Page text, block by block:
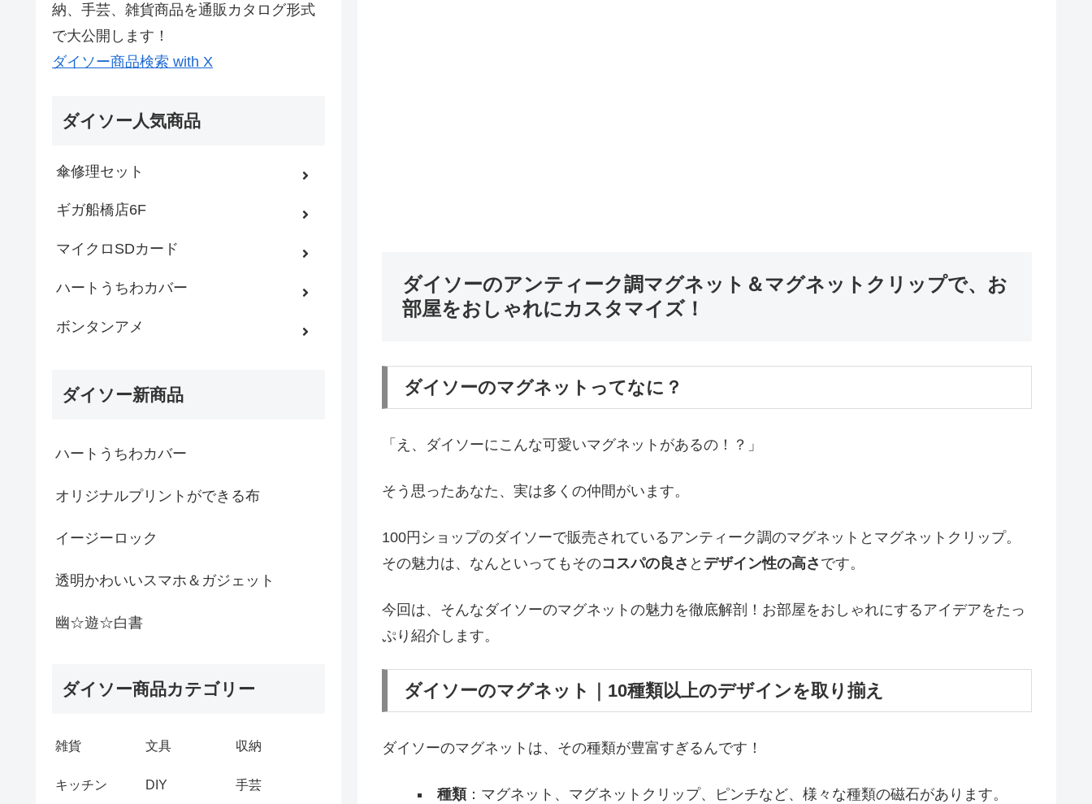
ダイソーのアンティーク調マグネット＆マグネットクリップで、お
部屋をおしゃれにカスタマイズ！
ダイソーのマグネットってなに？
「え、ダイソーにこんな可愛いマグネットがあるの！？」
そう思ったあなた、実は多くの仲間がいます。
100円ショップのダイソーで販売されているアンティーク調のマグネットとマグネットクリップ。
その魅力は、なんといってもそのコスパの良さ と デザイン性の高さ です。
今回は、そんなダイソーのマグネットの魅力を徹底解剖！お部屋をおしゃれにするアイデアをたっ
ぷり紹介します。
ダイソーのマグネット｜10種類以上のデザインを取り揃え
ダイソーのマグネットは、その種類が豊富すぎるんです！
種類：マグネット、マグネットクリップ、ピンチなど、様々な種類の磁石があります。
納、手芸、雑貨商品を通販カタログ形式
で大公開します！
ダイソー商品検索 with X
ダイソー人気商品
傘修理セット
ギガ船橋店6F
マイクロSDカード
ハートうちわカバー
ボンタンアメ
ダイソー新商品
ハートうちわカバー
オリジナルプリントができる布
イージーロック
透明かわいいスマホ＆ガジェット
幽☆遊☆白書
ダイソー商品カテゴリー
雑貨 文具 収納
キッチン DIY 手芸